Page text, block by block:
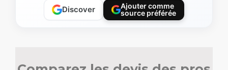
Discover
Ajouter comme
source préférée